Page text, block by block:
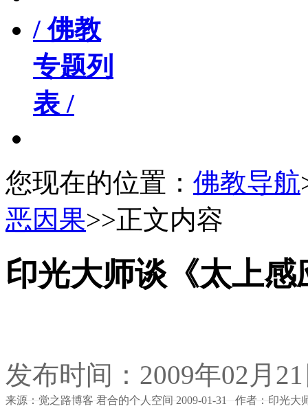
/ 佛教
专题列
表 /
您现在的位置： 佛教导航
恶因果>>正文内容
印光大师谈《太上感
发布时间：2009年02月
来源：觉之路博客 君合的个人空间 2009-01-31 作者：印光大